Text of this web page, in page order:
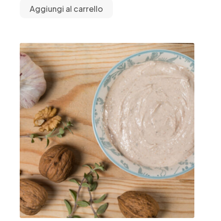
Aggiungi al carrello